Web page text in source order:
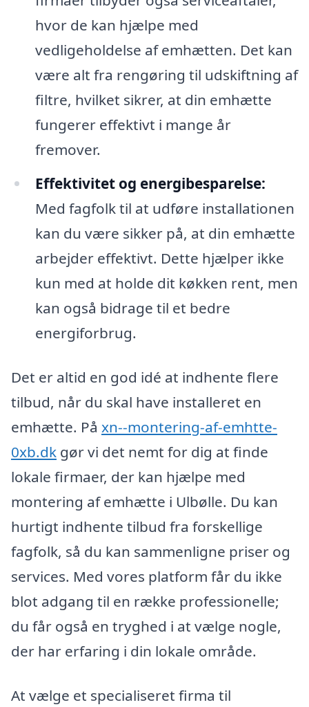
hvor de kan hjælpe med
vedligeholdelse af emhætten. Det kan
være alt fra rengøring til udskiftning af
filtre, hvilket sikrer, at din emhætte
fungerer effektivt i mange år
fremover.
Effektivitet og energibesparelse:
Med fagfolk til at udføre installationen
kan du være sikker på, at din emhætte
arbejder effektivt. Dette hjælper ikke
kun med at holde dit køkken rent, men
kan også bidrage til et bedre
energiforbrug.
Det er altid en god idé at indhente flere
tilbud, når du skal have installeret en
emhætte. På xn--montering-af-emhtte-
0xb.dk gør vi det nemt for dig at finde
lokale firmaer, der kan hjælpe med
montering af emhætte i Ulbølle. Du kan
hurtigt indhente tilbud fra forskellige
fagfolk, så du kan sammenligne priser og
services. Med vores platform får du ikke
blot adgang til en række professionelle;
du får også en tryghed i at vælge nogle,
der har erfaring i din lokale område.
At vælge et specialiseret firma til